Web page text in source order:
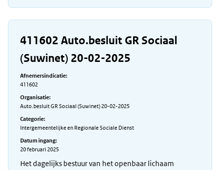
411602 Auto.besluit GR Sociaal
(Suwinet) 20-02-2025
Afnemersindicatie:
411602
Organisatie:
Auto.besluit GR Sociaal (Suwinet) 20-02-2025
Categorie:
Intergemeentelijke en Regionale Sociale Dienst
Datum ingang:
20 februari 2025
Het dagelijks bestuur van het openbaar lichaam